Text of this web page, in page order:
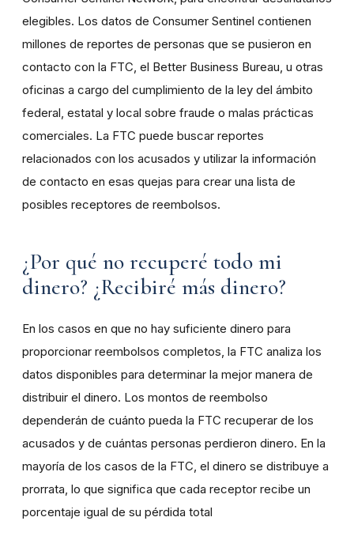
elegibles. Los datos de Consumer Sentinel contienen
millones de reportes de personas que se pusieron en
contacto con la FTC, el Better Business Bureau, u otras
oficinas a cargo del cumplimiento de la ley del ámbito
federal, estatal y local sobre fraude o malas prácticas
comerciales. La FTC puede buscar reportes
relacionados con los acusados y utilizar la información
de contacto en esas quejas para crear una lista de
posibles receptores de reembolsos.
¿Por qué no recuperé todo mi
dinero? ¿Recibiré más dinero?
En los casos en que no hay suficiente dinero para
proporcionar reembolsos completos, la FTC analiza los
datos disponibles para determinar la mejor manera de
distribuir el dinero. Los montos de reembolso
dependerán de cuánto pueda la FTC recuperar de los
acusados y de cuántas personas perdieron dinero. En la
mayoría de los casos de la FTC, el dinero se distribuye a
prorrata, lo que significa que cada receptor recibe un
porcentaje igual de su pérdida total